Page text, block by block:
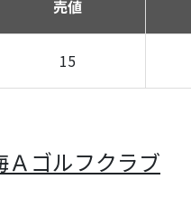
売値
15
Ａゴルフクラブ